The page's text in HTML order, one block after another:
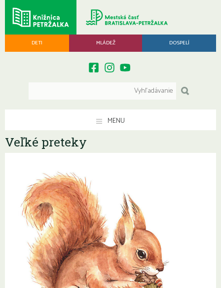
DETI MLÁDEŽ DOSPELÍ
MENU
Veľké preteky